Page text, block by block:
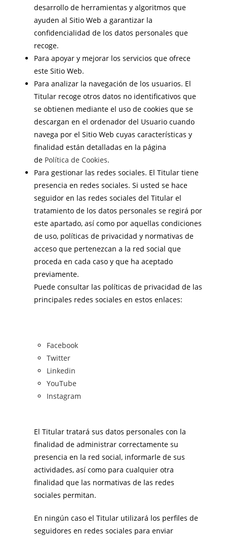
desarrollo de herramientas y algoritmos que
ayuden al Sitio Web a garantizar la
confidencialidad de los datos personales que
recoge.
Para apoyar y mejorar los servicios que ofrece
este Sitio Web.
Para analizar la navegación de los usuarios. El
Titular recoge otros datos no identificativos que
se obtienen mediante el uso de cookies que se
descargan en el ordenador del Usuario cuando
navega por el Sitio Web cuyas características y
finalidad están detalladas en la página
de Política de Cookies.
Para gestionar las redes sociales. El Titular tiene
presencia en redes sociales. Si usted se hace
seguidor en las redes sociales del Titular el
tratamiento de los datos personales se regirá por
este apartado, así como por aquellas condiciones
de uso, políticas de privacidad y normativas de
acceso que pertenezcan a la red social que
proceda en cada caso y que ha aceptado
previamente.
Puede consultar las políticas de privacidad de las
principales redes sociales en estos enlaces:
Facebook
Twitter
Linkedin
YouTube
Instagram
El Titular tratará sus datos personales con la
finalidad de administrar correctamente su
presencia en la red social, informarle de sus
actividades, así como para cualquier otra
finalidad que las normativas de las redes
sociales permitan.
En ningún caso el Titular utilizará los perfiles de
seguidores en redes sociales para enviar